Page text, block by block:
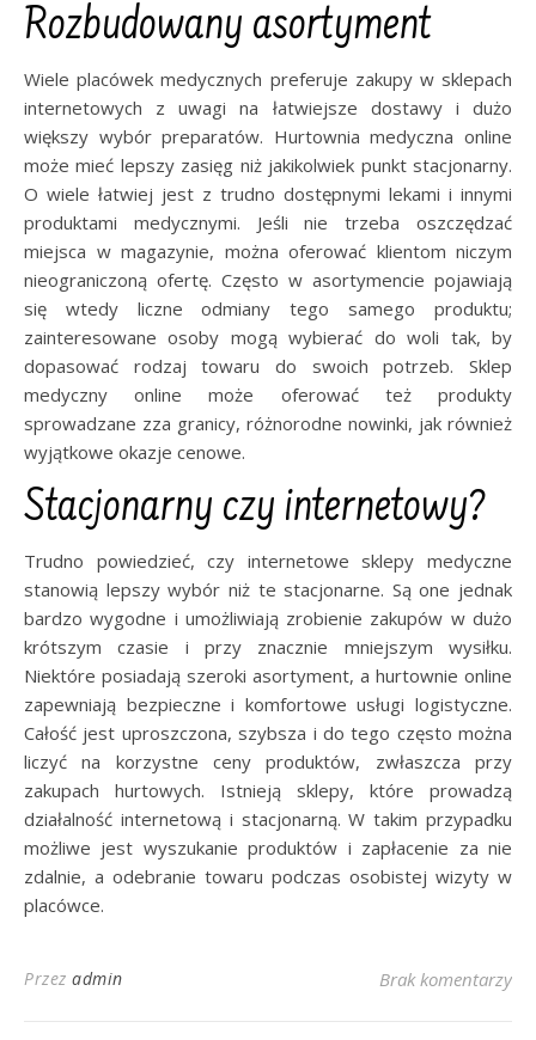
Rozbudowany asortyment
Wiele placówek medycznych preferuje zakupy w sklepach
internetowych z uwagi na łatwiejsze dostawy i dużo
większy wybór preparatów. Hurtownia medyczna online
może mieć lepszy zasięg niż jakikolwiek punkt stacjonarny.
O wiele łatwiej jest z trudno dostępnymi lekami i innymi
produktami medycznymi. Jeśli nie trzeba oszczędzać
miejsca w magazynie, można oferować klientom niczym
nieograniczoną ofertę. Często w asortymencie pojawiają
się wtedy liczne odmiany tego samego produktu;
zainteresowane osoby mogą wybierać do woli tak, by
dopasować rodzaj towaru do swoich potrzeb. Sklep
medyczny online może oferować też produkty
sprowadzane zza granicy, różnorodne nowinki, jak również
wyjątkowe okazje cenowe.
Stacjonarny czy internetowy?
Trudno powiedzieć, czy internetowe sklepy medyczne
stanowią lepszy wybór niż te stacjonarne. Są one jednak
bardzo wygodne i umożliwiają zrobienie zakupów w dużo
krótszym czasie i przy znacznie mniejszym wysiłku.
Niektóre posiadają szeroki asortyment, a hurtownie online
zapewniają bezpieczne i komfortowe usługi logistyczne.
Całość jest uproszczona, szybsza i do tego często można
liczyć na korzystne ceny produktów, zwłaszcza przy
zakupach hurtowych. Istnieją sklepy, które prowadzą
działalność internetową i stacjonarną. W takim przypadku
możliwe jest wyszukanie produktów i zapłacenie za nie
zdalnie, a odebranie towaru podczas osobistej wizyty w
placówce.
Przez admin Brak komentarzy